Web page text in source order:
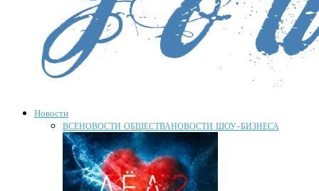
Новости
ВСЕНОВОСТИ ОБЩЕСТВАНОВОСТИ ШОУ-БИЗНЕСА